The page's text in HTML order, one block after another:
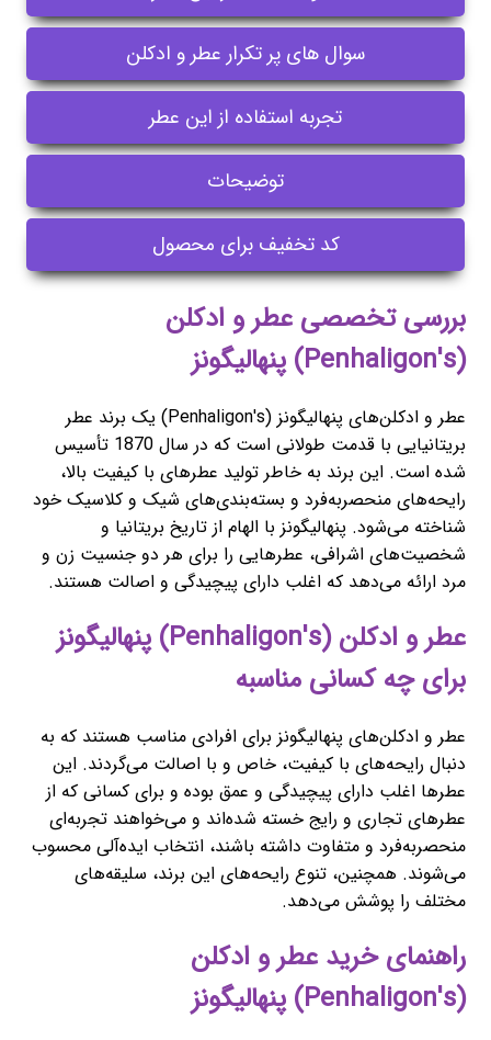
سوال های پر تکرار عطر و ادکلن
تجربه استفاده از این عطر
توضیحات
کد تخفیف برای محصول
بررسی تخصصی عطر و ادکلن
(Penhaligon's) پنهالیگونز
عطر و ادکلن‌های پنهالیگونز (Penhaligon's) یک برند عطر
بریتانیایی با قدمت طولانی است که در سال 1870 تأسیس
شده است. این برند به خاطر تولید عطرهای با کیفیت بالا،
رایحه‌های منحصربه‌فرد و بسته‌بندی‌های شیک و کلاسیک خود
شناخته می‌شود. پنهالیگونز با الهام از تاریخ بریتانیا و
شخصیت‌های اشرافی، عطرهایی را برای هر دو جنسیت زن و
مرد ارائه می‌دهد که اغلب دارای پیچیدگی و اصالت هستند.
عطر و ادکلن (Penhaligon's) پنهالیگونز
برای چه کسانی مناسبه
عطر و ادکلن‌های پنهالیگونز برای افرادی مناسب هستند که به
دنبال رایحه‌های با کیفیت، خاص و با اصالت می‌گردند. این
عطرها اغلب دارای پیچیدگی و عمق بوده و برای کسانی که از
عطرهای تجاری و رایج خسته شده‌اند و می‌خواهند تجربه‌ای
منحصربه‌فرد و متفاوت داشته باشند، انتخاب ایده‌آلی محسوب
می‌شوند. همچنین، تنوع رایحه‌های این برند، سلیقه‌های
مختلف را پوشش می‌دهد.
راهنمای خرید عطر و ادکلن
(Penhaligon's) پنهالیگونز